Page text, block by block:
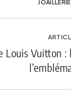
JOAILLERIE
Louis Vuitton :